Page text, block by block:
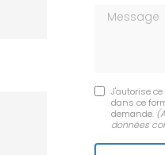
Message
J'autorise
dans ce
demande.
données